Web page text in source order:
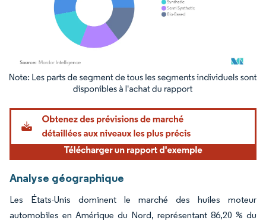
Image © Mordor Intelligence. La réutilisation nécessite une attribution sous CC BY
Analyse géographique
Les États-Unis dominent le marché des huiles moteur
automobiles en Amérique du Nord, représentant 86,20 % du